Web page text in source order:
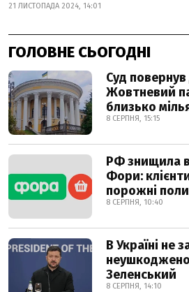
21 ЛИСТОПАДА 2024, 14:01
ГОЛОВНЕ СЬОГОДНІ
Суд
Жовтневий
близько
8 СЕРПНЯ, 15:15
РФ знищила
Фори:
порожні
8 СЕРПНЯ, 10:40
В Україні не
Зеленський
8 СЕРПНЯ, 14:10